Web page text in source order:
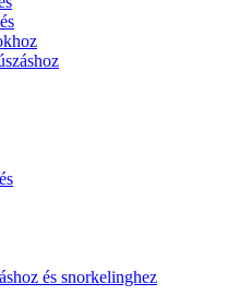
és snorkelinghez